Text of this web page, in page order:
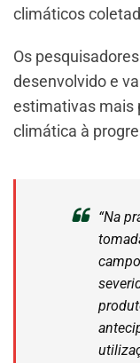
climáticos
Os
desenvolvido e
estimativas mais
climática à
“Na